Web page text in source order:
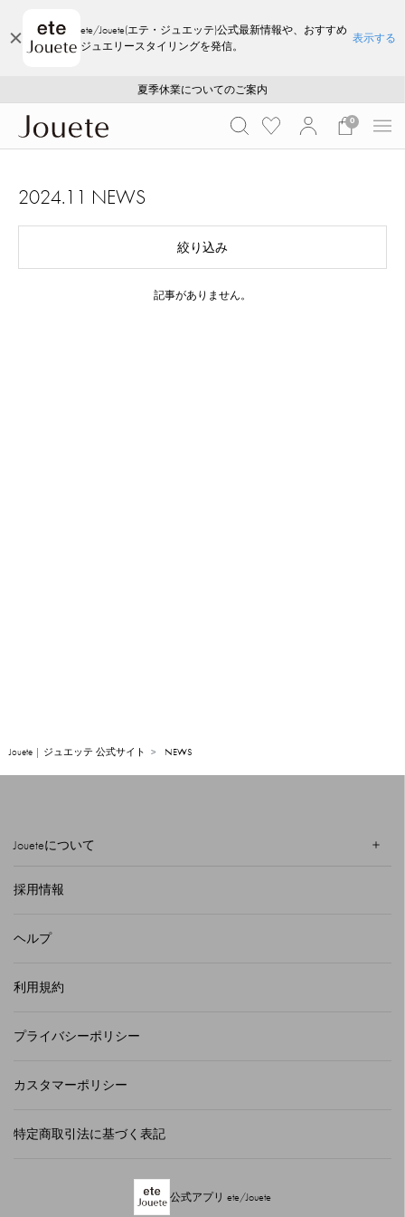
ete/Jouete(エテ・ジュエッテ)公式最新情報や、おすすめ
ジュエリースタイリングを発信。
表示する
採用のご案内
ご注文いただいたお品物のお届け状況について
夏季休業についてのご案内
WEB LIMITED ITEMS >>
採用のご案内
ご注文いただいたお品物のお届け状況について
0
2024.11 NEWS
絞り込み
記事がありません。
Jouete | ジュエッテ 公式サイト NEWS
Joueteについて
採用情報
ヘルプ
利用規約
プライバシーポリシー
カスタマーポリシー
特定商取引法に基づく表記
公式アプリ ete/Jouete